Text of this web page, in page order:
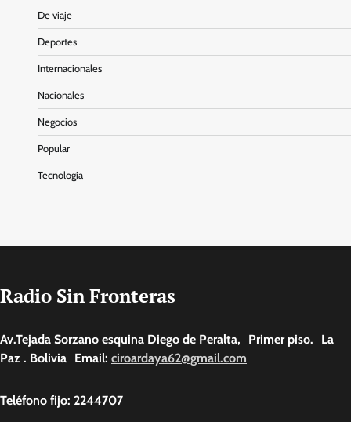
De viaje
Deportes
Internacionales
Nacionales
Negocios
Popular
Tecnologia
Radio Sin Fronteras
Av.Tejada Sorzano esquina Diego de Peralta, Primer piso. La
Paz . Bolivia Email: ciroardaya62@gmail.com
Teléfono fijo: 2244707